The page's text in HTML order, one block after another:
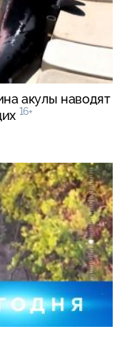
акулы наводят
16+